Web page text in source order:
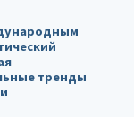
тренды